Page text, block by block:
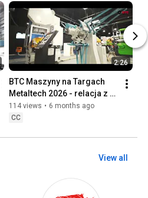
2:26
BTC Maszyny na Targach
Metaltech 2026 - relacja z
wydarzenia
114 views • 6 months ago
CC
View all